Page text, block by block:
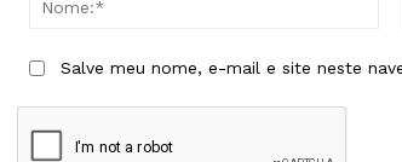
Salve meu nome, e-mail e site neste